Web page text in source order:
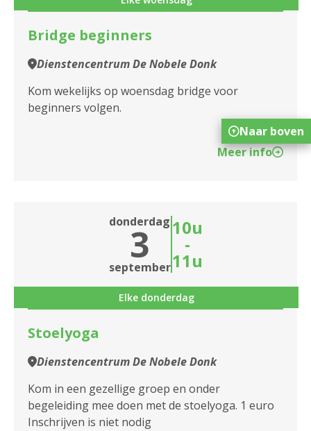
Bridge beginners
Dienstencentrum De Nobele Donk
Kom wekelijks op woensdag bridge voor
beginners volgen.
Meer info
donderdag
3
september
10u
-
11u
Elke donderdag
Stoelyoga
Dienstencentrum De Nobele Donk
Kom in een gezellige groep en onder
begeleiding mee doen met de stoelyoga. 1 euro
Inschrijven is niet nodig
Naar boven